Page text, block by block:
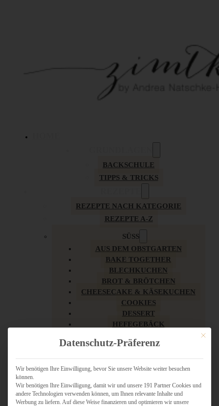
BACKSCHULE
TIPPS & TRICKS
REZEPTE NACH KATEGORIE
REZEPTE A-Z
SÜSS
AUS DEM OBSTGARTEN
BAKE TOGETHER
BLECHKUCHEN
BROT & BRÖTCHEN
CHEESECAKE & KÄSEKUCHEN
COOKIES
DESSERT
HEFEGEBÄCK
KUCHEN
LOW CARB & GESÜNDER
MY AMERICAN BAKERY
SCHOKOLADIGES
SÜSSES HAUPTGERICHT
Mit
Datenschutz-Präferenz
Wir benötigen Ihre Einwilligung, bevor Sie unsere Website weiter besuchen
können.
Wir benötigen Ihre Einwilligung, damit wir und unsere 191 Partner Cookies und
andere Technologien verwenden können, um Ihnen relevante Inhalte und
Werbung zu liefern. Auf diese Weise finanzieren und optimieren wir unsere